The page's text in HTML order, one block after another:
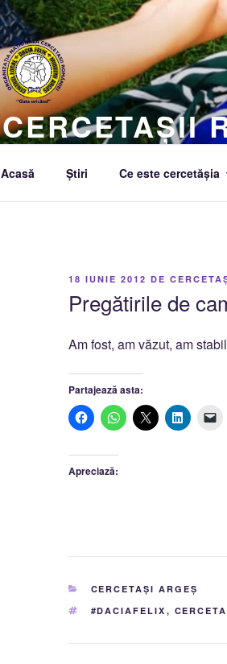
CERCETAȘII
Acasă Știri Ce este cercetășia
PUBLICAT
18 IUNIE 2012 DE
Pregătirile de
Am fost, am văzut, am
Partajează asta:
Apreciază:
CATEGORII
CERCETAȘI ARGEȘ
ETICHETE
#DACIAFELIX ,